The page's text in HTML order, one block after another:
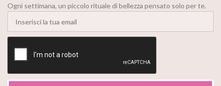
Ogni settimana, un piccolo rituale di bellezza pensato solo per te.